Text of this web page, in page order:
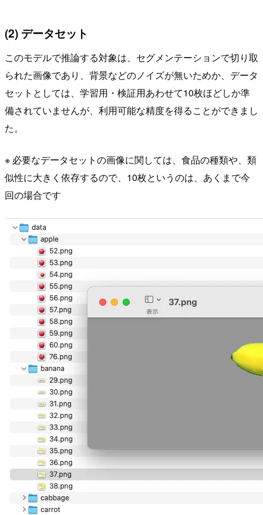
(2) データセット
このモデルで推論する対象は、セグメンテーションで切り取
られた画像であり、背景などのノイズが無いためか、データ
セットとしては、学習用・検証用あわせて10枚ほどしか準
備されていませんが、利用可能な精度を得ることができまし
た。
※ 必要なデータセットの画像に関しては、食品の種類や、類
似性に大きく依存するので、10枚というのは、あくまで今
回の場合です